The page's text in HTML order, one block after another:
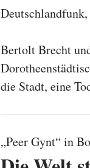
Bertolt Brecht
die Stadt, eine
„Peer Gynt“ in